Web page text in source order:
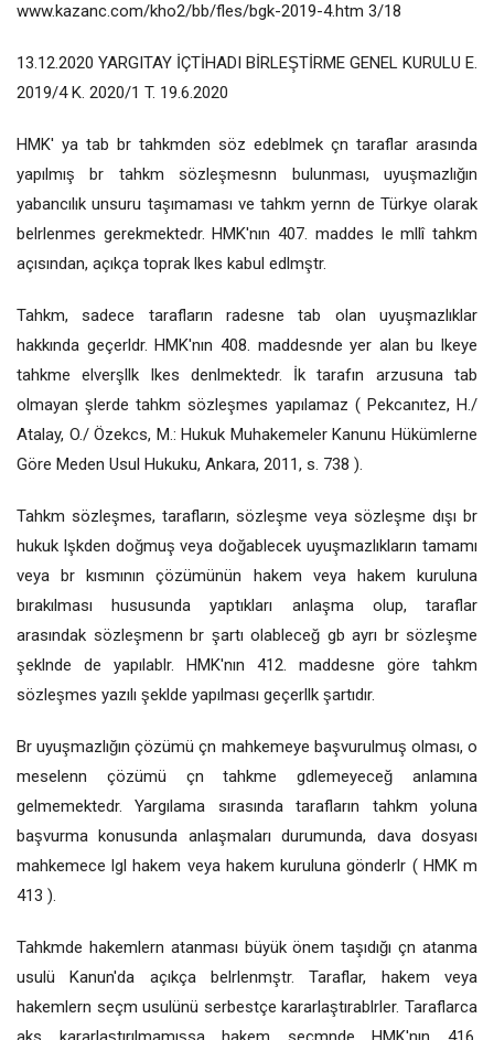
www.kazanc.com/kho2/bb/fles/bgk-2019-4.htm 3/18
13.12.2020 YARGITAY İÇTİHADI BİRLEŞTİRME GENEL KURULU E.
2019/4 K. 2020/1 T. 19.6.2020
HMK' ya tab br tahkmden söz edeblmek çn taraflar arasında
yapılmış br tahkm sözleşmesnn bulunması, uyuşmazlığın
yabancılık unsuru taşımaması ve tahkm yernn de Türkye olarak
belrlenmes gerekmektedr. HMK'nın 407. maddes le mllî tahkm
açısından, açıkça toprak lkes kabul edlmştr.
Tahkm, sadece tarafların radesne tab olan uyuşmazlıklar
hakkında geçerldr. HMK'nın 408. maddesnde yer alan bu lkeye
tahkme elverşllk lkes denlmektedr. İk tarafın arzusuna tab
olmayan şlerde tahkm sözleşmes yapılamaz ( Pekcanıtez, H./
Atalay, O./ Özekcs, M.: Hukuk Muhakemeler Kanunu Hükümlerne
Göre Meden Usul Hukuku, Ankara, 2011, s. 738 ).
Tahkm sözleşmes, tarafların, sözleşme veya sözleşme dışı br
hukuk lşkden doğmuş veya doğablecek uyuşmazlıkların tamamı
veya br kısmının çözümünün hakem veya hakem kuruluna
bırakılması hususunda yaptıkları anlaşma olup, taraflar
arasındak sözleşmenn br şartı olableceğ gb ayrı br sözleşme
şeklnde de yapılablr. HMK'nın 412. maddesne göre tahkm
sözleşmes yazılı şeklde yapılması geçerllk şartıdır.
Br uyuşmazlığın çözümü çn mahkemeye başvurulmuş olması, o
meselenn çözümü çn tahkme gdlemeyeceğ anlamına
gelmemektedr. Yargılama sırasında tarafların tahkm yoluna
başvurma konusunda anlaşmaları durumunda, dava dosyası
mahkemece lgl hakem veya hakem kuruluna gönderlr ( HMK m
413 ).
Tahkmde hakemlern atanması büyük önem taşıdığı çn atanma
usulü Kanun'da açıkça belrlenmştr. Taraflar, hakem veya
hakemlern seçm usulünü serbestçe kararlaştırablrler. Taraflarca